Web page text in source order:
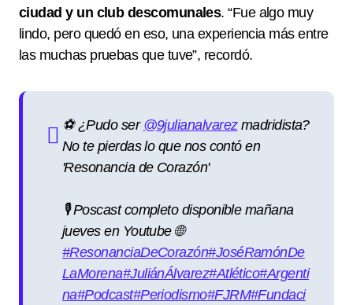
ciudad y un club descomunales. “Fue algo muy
lindo, pero quedó en eso, una experiencia más entre
las muchas pruebas que tuve”, recordó.
⚽ ¿Pudo ser @9julianalvarezmadridista?
No te pierdas lo que nos contó en
'Resonancia de Corazón'
🎙️ Poscast completo disponible mañana
jueves en Youtube 🌐
#ResonanciaDeCorazón#JoséRamónDe
LaMorena#JuliánÁlvarez#Atlético#Argenti
na#Podcast#Periodismo#FJRM#Fundaci